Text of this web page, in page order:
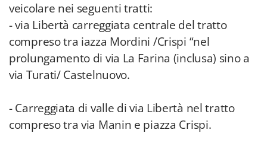
veicolare nei seguenti tratti:
- via Libertà carreggiata centrale del tratto
compreso tra iazza Mordini /Crispi “nel
prolungamento di via La Farina (inclusa) sino a
via Turati/ Castelnuovo.
- Carreggiata di valle di via Libertà nel tratto
compreso tra via Manin e piazza Crispi.